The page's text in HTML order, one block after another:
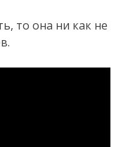
то она ни как не